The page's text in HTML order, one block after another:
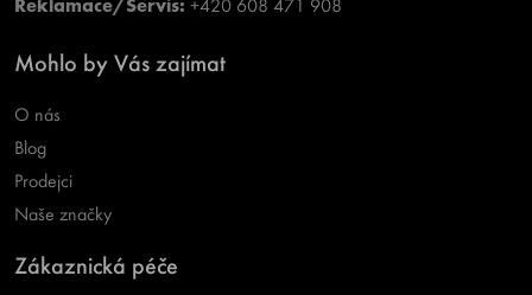
Reklamace/Servis: +420 608 471 908
Mohlo by Vás zajímat
O nás
Blog
Prodejci
Naše značky
Zákaznická péče